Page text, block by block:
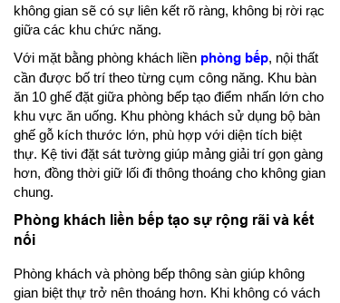
không gian sẽ có sự liên kết rõ ràng, không bị rời rạc
giữa các khu chức năng.
Với mặt bằng phòng khách liền phòng bếp, nội thất
cần được bố trí theo từng cụm công năng. Khu bàn
ăn 10 ghế đặt giữa phòng bếp tạo điểm nhấn lớn cho
khu vực ăn uống. Khu phòng khách sử dụng bộ bàn
ghế gỗ kích thước lớn, phù hợp với diện tích biệt
thự. Kệ tivi đặt sát tường giúp mảng giải trí gọn gàng
hơn, đồng thời giữ lối đi thông thoáng cho không gian
chung.
Phòng khách liền bếp tạo sự rộng rãi và kết
nối
Phòng khách và phòng bếp thông sàn giúp không
gian biệt thự trở nên thoáng hơn. Khi không có vách